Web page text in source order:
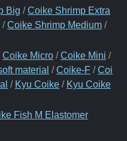
Big /Coike Shrimp Extra
/Coike Shrimp Medium /
Coike Micro /Coike Mini /
material /Coike-F /Coi
/ Kyu Coike / Kyu Coike
Fish M Elastomer